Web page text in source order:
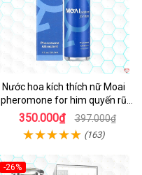
Nước hoa kích thích nữ Moai
pheromone for him quyến rũ
tăng ham muốn an toàn
350.000₫ 397.000₫
(163)
-26%